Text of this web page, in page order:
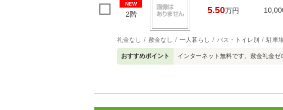
NEW
2階 5.50万円
礼金なし 敷金なし 一人暮らし バス・トイレ別 駐車
おすすめポイント インターネット無料です。敷金礼金